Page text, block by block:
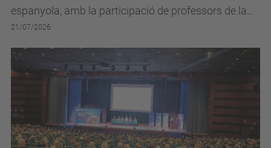
espanyola, amb la participació de professors de la
EETAC en el comitè organitzador i amb especial...
21/07/2026